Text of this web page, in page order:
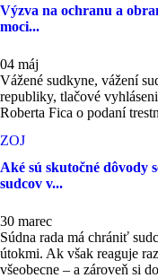
Výzva na ochranu a
moci...
04 máj
Vážené sudkyne, vážení
republiky, tlačové
Roberta Fica o podaní
ZOJ
Aké sú skutočné dôvody
sudcov v...
30 marec
Súdna rada má chrániť
útokmi. Ak však reaguje
všeobecne – a zároveň si